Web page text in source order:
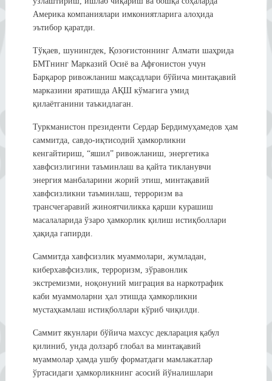
Америка компаниялари имкониятларига алоҳида
эътибор қаратди.
Тўқаев, шунингдек, Қозоғистоннинг Алмати шаҳрида
БМТнинг Марказий Осиё ва Афғонистон учун
Барқарор ривожланиш мақсадлари бўйича минтақавий
марказини яратишда АҚШ кўмагига умид
қилаётганини таъкидлаган.
Туркманистон президенти Сердар Бердимуҳамедов ҳам
саммитда, савдо-иқтисодий ҳамкорликни
кенгайтириш, “яшил” ривожланиш, энергетика
хавфсизлигини таъминлаш ва қайта тикланувчи
энергия манбаларини жорий этиш, минтақавий
хавфсизликни таъминлаш, терроризм ва
трансчегаравий жиноятчиликка қарши курашиш
масалаларида ўзаро ҳамкорлик қилиш истиқболлари
ҳақида гапирди.
Саммитда хавфсизлик муаммолари, жумладан,
киберхавфсизлик, терроризм, зўравонлик
экстремизми, ноқонуний миграция ва наркотрафик
каби муаммоларни ҳал этишда ҳамкорликни
мустаҳкамлаш истиқболлари кўриб чиқилди.
Саммит якунлари бўйича махсус декларация қабул
қилиниб, унда долзарб глобал ва минтақавий
муаммолар ҳамда ушбу форматдаги мамлакатлар
ўртасидаги ҳамкорликнинг асосий йўналишлари